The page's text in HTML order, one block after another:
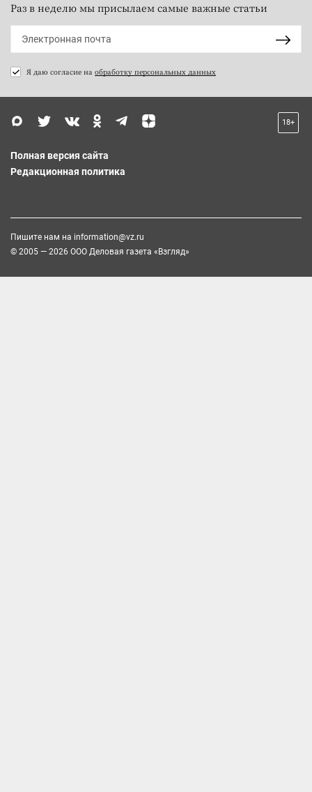
Раз в неделю мы присылаем самые важные статьи
Я даю согласие на обработку персональных данных
18+
Полная версия сайта
Редакционная политика
Пишите нам на information@vz.ru
© 2005 — 2026 ООО Деловая газета «Взгляд»